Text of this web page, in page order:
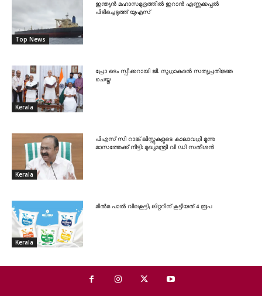
Top News
ഇന്ത്യൻ മഹാസമുദ്രത്തിൽ ഇറാൻ എണ്ണക്കപ്പൽ
പിടിച്ചെടുത്ത് യുഎസ്
Kerala
പ്രോ ടെം സ്പീക്കറായി ജി. സുധാകരൻ സത്യപ്രതിജ്ഞ
ചെയ്തു
Kerala
പിഎസ് സി റാങ്ക് ലിസ്റ്റുകളുടെ കാലാവധി മൂന്നു
മാസത്തേക്ക് നീട്ടി: മുഖ്യമന്ത്രി വി ഡി സതീശൻ
Kerala
മിൽമ പാൽ വിലകൂട്ടി; ലിറ്ററിന് കൂട്ടിയത് 4 രൂപ